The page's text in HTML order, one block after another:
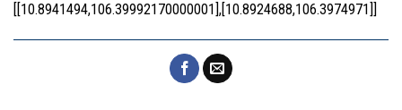
[[10.8941494,106.39992170000001],[10.8924688,106.3974971]]